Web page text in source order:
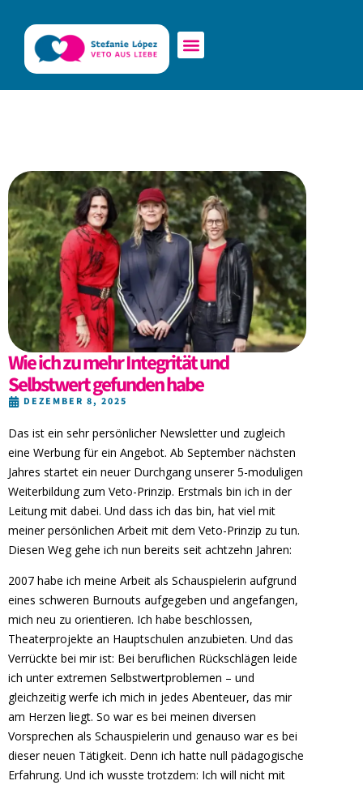
Wie ich zu mehr Integrität und
Selbstwert gefunden habe
DEZEMBER 8, 2025
Das ist ein sehr persönlicher Newsletter und zugleich
eine Werbung für ein Angebot. Ab September nächsten
Jahres startet ein neuer Durchgang unserer 5-moduligen
Weiterbildung zum Veto-Prinzip. Erstmals bin ich in der
Leitung mit dabei. Und dass ich das bin, hat viel mit
meiner persönlichen Arbeit mit dem Veto-Prinzip zu tun.
Diesen Weg gehe ich nun bereits seit achtzehn Jahren:
2007 habe ich meine Arbeit als Schauspielerin aufgrund
eines schweren Burnouts aufgegeben und angefangen,
mich neu zu orientieren. Ich habe beschlossen,
Theaterprojekte an Hauptschulen anzubieten. Und das
Verrückte bei mir ist: Bei beruflichen Rückschlägen leide
ich unter extremen Selbstwertproblemen – und
gleichzeitig werfe ich mich in jedes Abenteuer, das mir
am Herzen liegt. So war es bei meinen diversen
Vorsprechen als Schauspielerin und genauso war es bei
dieser neuen Tätigkeit. Denn ich hatte null pädagogische
Erfahrung. Und ich wusste trotzdem: Ich will nicht mit